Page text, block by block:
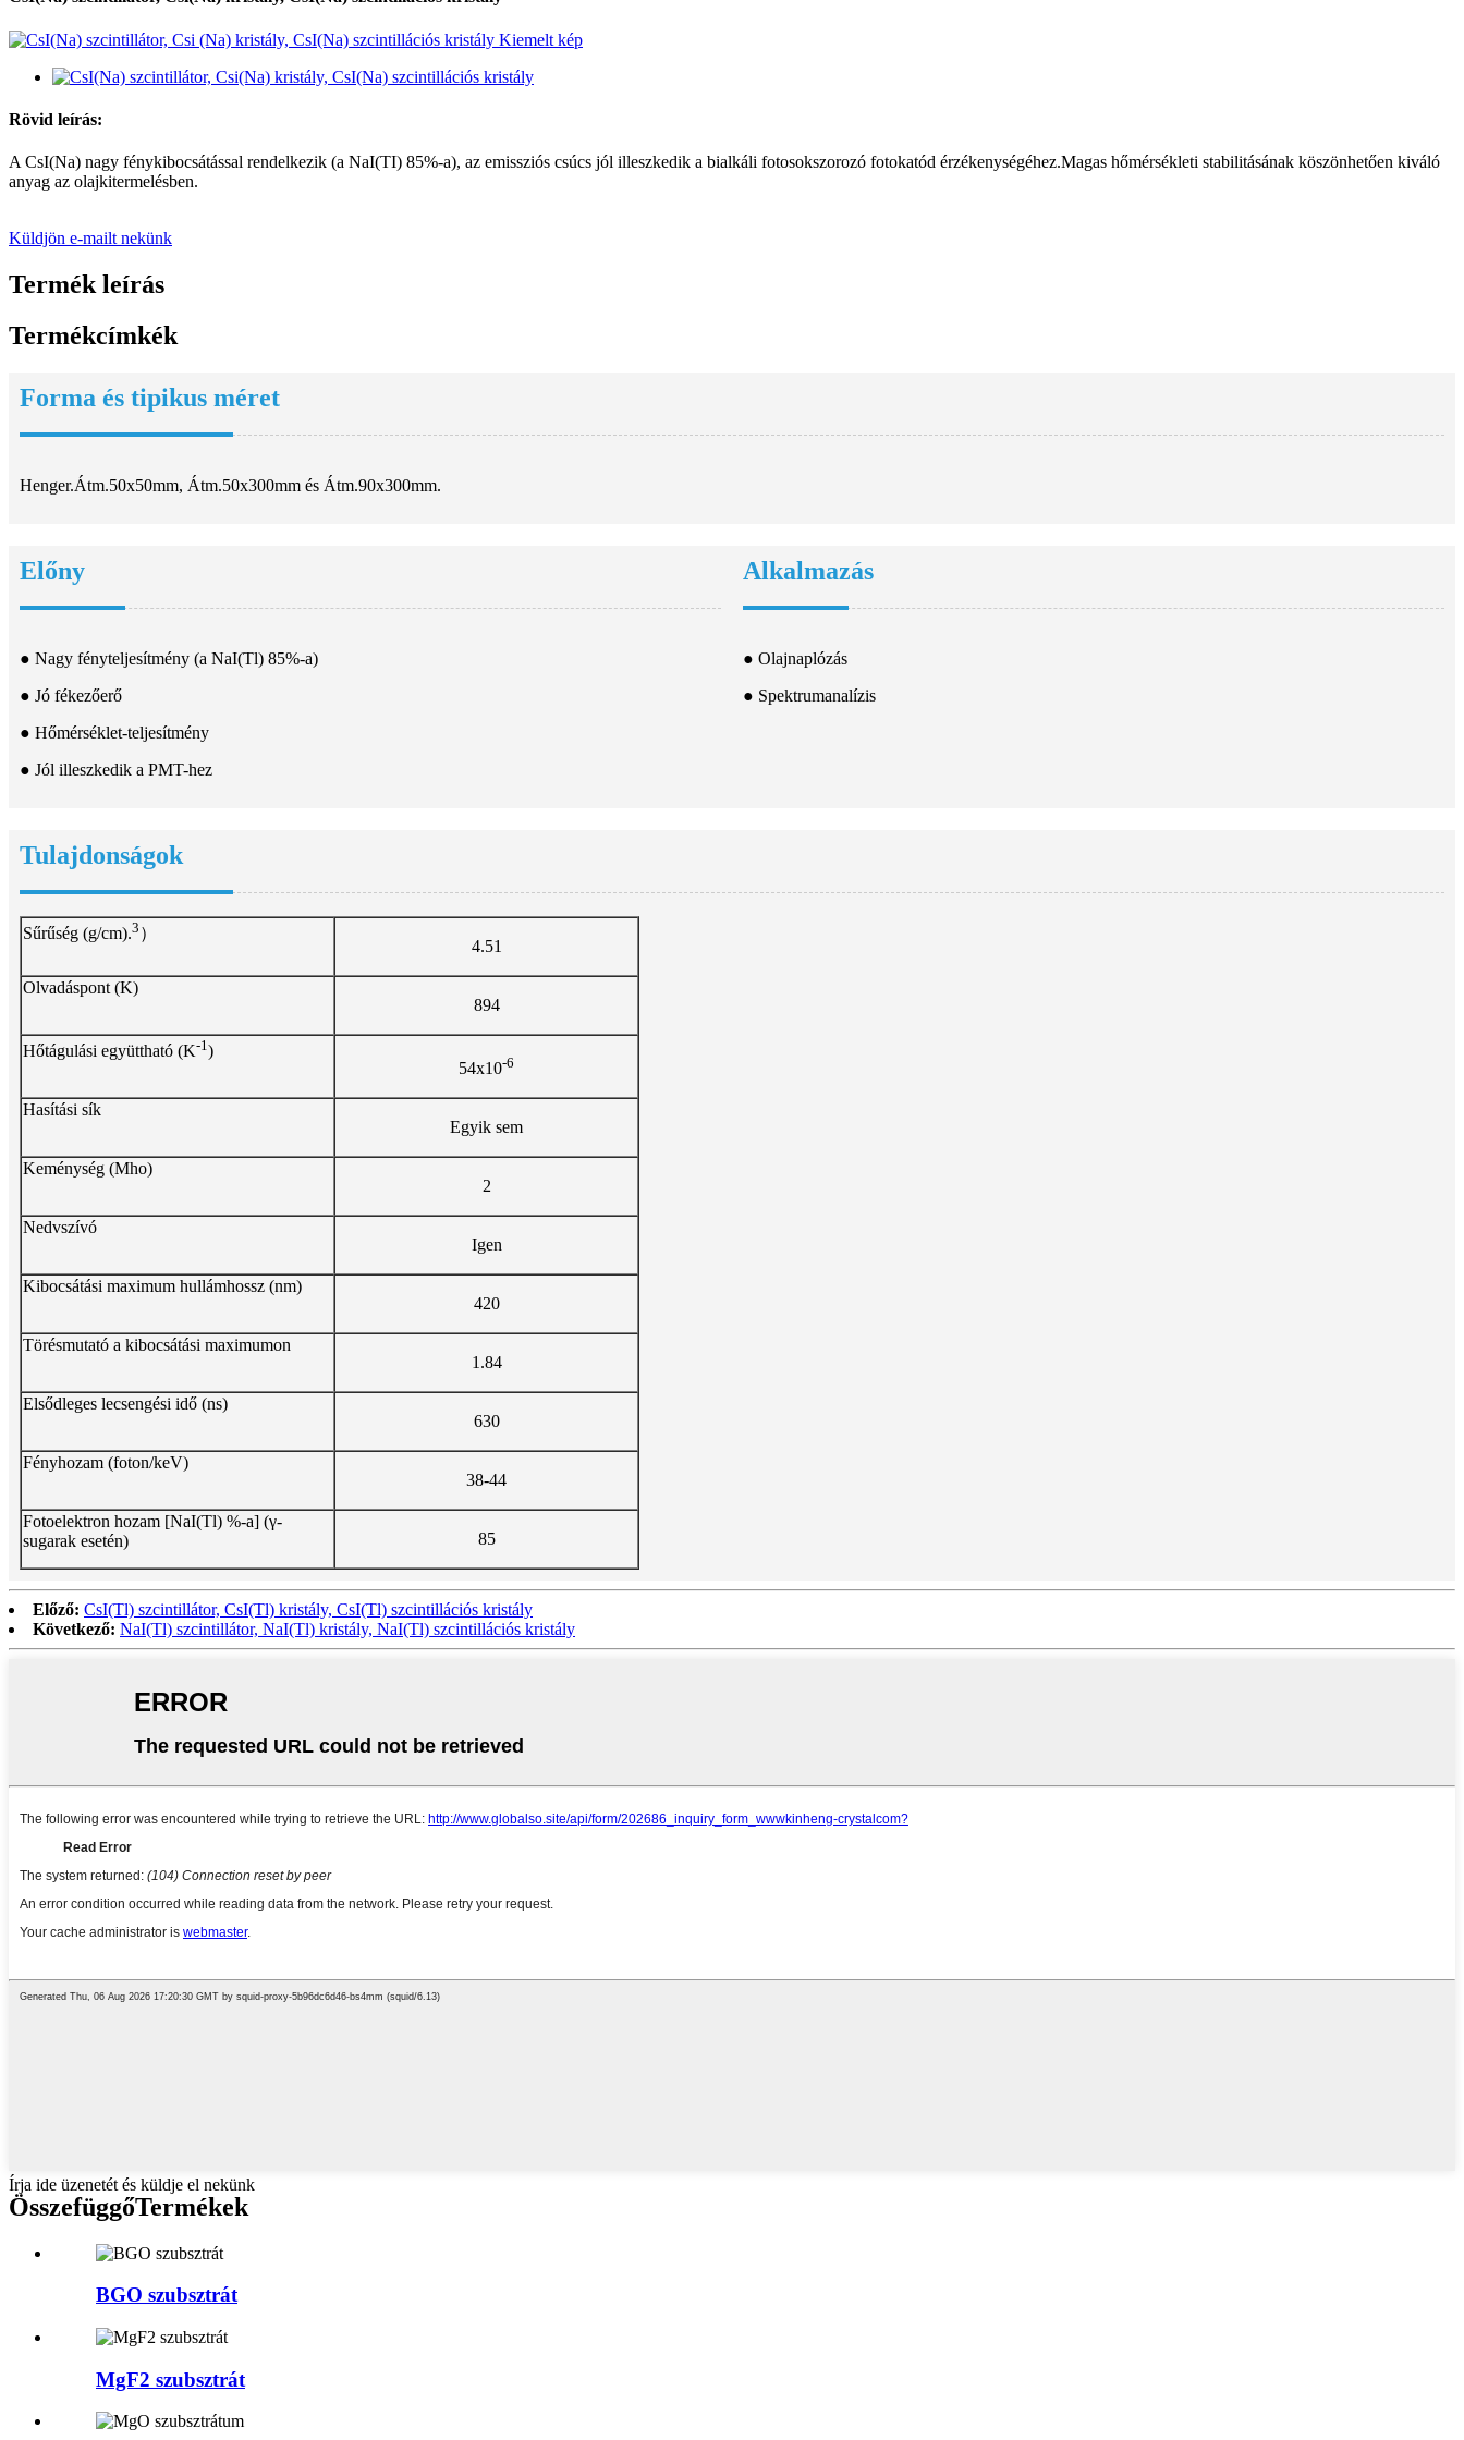
Rövid leírás:
A CsI(Na) nagy fénykibocsátással rendelkezik (a NaI(TI) 85%-a), az emissziós csúcs jól illeszkedik a bialkáli fotosokszorozó fotokatód érzékenységéhez.Magas hőmérsékleti stabilitásának köszönhetően kiváló
anyag az olajkitermelésben.
Küldjön e-mailt nekünk
Termék leírás
Termékcímkék
Forma és tipikus méret
Henger.Átm.50x50mm, Átm.50x300mm és Átm.90x300mm.
Előny
● Nagy fényteljesítmény (a NaI(Tl) 85%-a)
● Jó fékezőerő
● Hőmérséklet-teljesítmény
● Jól illeszkedik a PMT-hez
Alkalmazás
● Olajnaplózás
● Spektrumanalízis
Tulajdonságok
Sűrűség (g/cm).3 ）
4.51
Olvadáspont (K)
894
Hőtágulási együttható (K-1 )
54x10-6
Hasítási sík
Egyik sem
Keménység (Mho)
2
Nedvszívó
Igen
Kibocsátási maximum hullámhossz (nm)
420
Törésmutató a kibocsátási maximumon
1.84
Elsődleges lecsengési idő (ns)
630
Fényhozam (foton/keV)
38-44
Fotoelektron hozam [NaI(Tl) %-a] (γ-
sugarak esetén)
85
Előző: CsI(Tl) szcintillátor, CsI(Tl) kristály, CsI(Tl) szcintillációs kristály
Következő: NaI(Tl) szcintillátor, NaI(Tl) kristály, NaI(Tl) szcintillációs kristály
Írja ide üzenetét és küldje el nekünk
ÖsszefüggőTermékek
BGO szubsztrát
MgF2 szubsztrát